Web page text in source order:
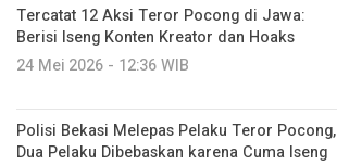
Tercatat 12 Aksi Teror Pocong di Jawa:
Berisi Iseng Konten Kreator dan Hoaks
24 Mei 2026 - 12:36 WIB
Polisi Bekasi Melepas Pelaku Teror Pocong,
Dua Pelaku Dibebaskan karena Cuma Iseng